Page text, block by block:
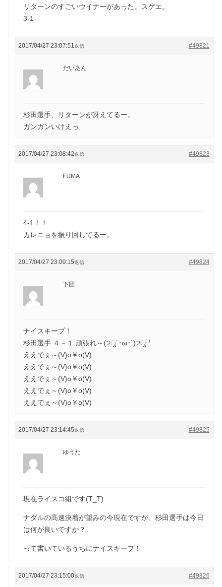
リターンのすごいウイナーがあった。スゲエ。
3-1
2017/04/27 23:07:51 #49821
返信
だいあん
杉田選手、リターンが冴えてるー。
ガンガンいけえっ
2017/04/27 23:08:42 #49823
返信
FUMA
4-1！！
カレニョを振り回してるー。
2017/04/27 23:09:15 #49824
返信
下団
ナイスキープ！
杉田選手 ４－１ 頑張れ～(੭ु´･ω･`)੭ु⁾⁾
ええでぇ～(V)o￥o(V)
ええでぇ～(V)o￥o(V)
ええでぇ～(V)o￥o(V)
ええでぇ～(V)o￥o(V)
ええでぇ～(V)o￥o(V)
2017/04/27 23:14:45 #49825
返信
ゆうた
現在ライスコ組です(T_T)
ナダルの高速決着が望みの今現在ですが、杉田選手は今日
は何が良いですか？
って書いているうちにナイスキープ！
2017/04/27 23:15:00 #49826
返信